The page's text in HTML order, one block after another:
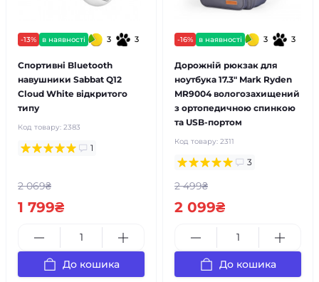
-13% в наявності 3 3
Спортивні Bluetooth
навушники Sabbat Q12
Cloud White відкритого
типу
Код товару: 2383
1
2 069₴
1 799₴
До кошика
-16% в наявності 3 3
Дорожній рюкзак для
ноутбука 17.3" Mark Ryden
MR9004 вологозахищений
з ортопедичною спинкою
та USB-портом
Код товару: 2311
3
2 499₴
2 099₴
До кошика